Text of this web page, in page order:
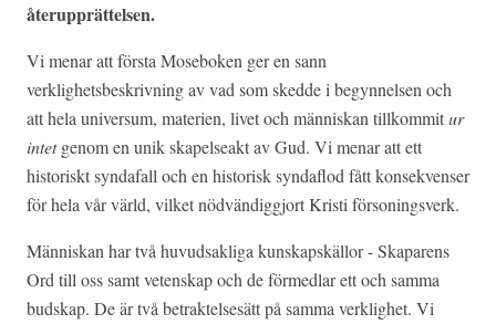
återupprättelsen.
Vi menar att första Moseboken ger en sann
verklighetsbeskrivning av vad som skedde i begynnelsen och
att hela universum, materien, livet och människan tillkommitur
intetgenom en unik skapelseakt av Gud. Vi menar att ett
historiskt syndafall och en historisk syndaflod fått konsekvenser
för hela vår värld, vilket nödvändiggjort Kristi försoningsverk.
Människan har två huvudsakliga kunskapskällor - Skaparens
Ord till oss samt vetenskap och de förmedlar ett och samma
budskap. De är två betraktelsesätt på samma verklighet. Vi